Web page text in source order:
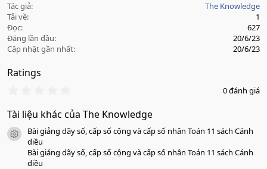
Tác giả
The Knowledge
Tải về
1
Đọc
627
Đăng lần đầu
20/6/23
Cập nhật gần nhất
20/6/23
Ratings
0
0
a
0 đánh giá
Tài liệu khác của The Knowledge
icon tài liệu
Bài giảng dãy số, cấp số cộng và cấp số nhân Toán 11 sách Cánh
diều
Bài giảng dãy số, cấp số cộng và cấp số nhân Toán 11 sách Cánh
diều